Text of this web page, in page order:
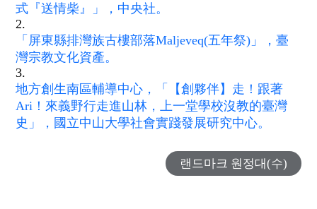
式『送情柴』」，中央社。
2.
「屏東縣排灣族古樓部落Maljeveq(五年祭)」，臺
灣宗教文化資產。
3.
地方創生南區輔導中心，「【創夥伴】走！跟著
Ari！來義野行走進山林，上一堂學校沒教的臺灣
史」，國立中山大學社會實踐發展研究中心。
랜드마크 원정대(수)